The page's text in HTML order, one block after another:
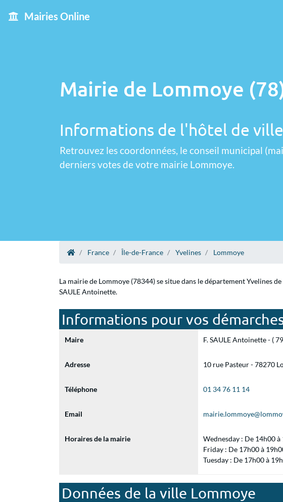
Mairies Online
Mairie de Lommoye
Informations de l'hôtel de
Retrouvez les coordonnées, le conseil municipal
derniers votes de votre mairie Lommoye.
France Île-de-France Yvelines Lommoye
La mairie de Lommoye (78344) se situe dans le département Yvelines
SAULE Antoinette.
Informations pour vos
Maire F. SAULE Antoinette - (
Adresse 10 rue Pasteur - 78270
Téléphone 01 34 76 11 14
Email
Horaires de la mairie
Wednesday : De 14h00 à
Friday : De 17h00 à
Tuesday : De 17h00 à
Données de la ville Lommoye